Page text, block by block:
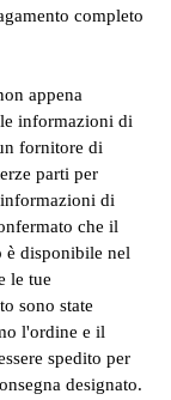
completo
appena
informazioni di
fornitore di
parti per
di
che il
è disponibile nel
le tue
sono state
l'ordine e il
spedito per
designato.